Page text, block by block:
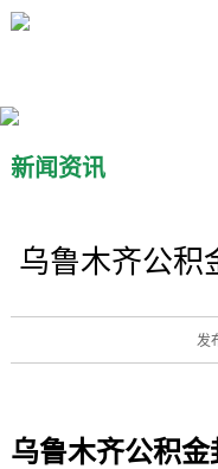
新闻资讯
乌鲁木齐公积
发
乌鲁木齐公积金